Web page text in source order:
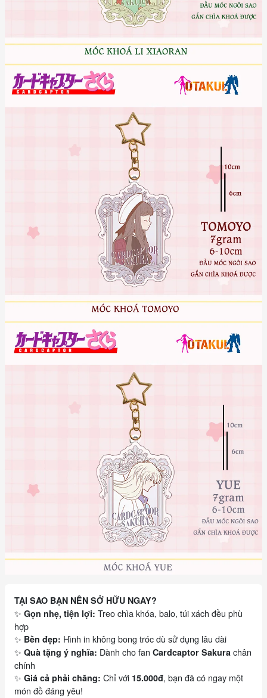
TẠI SAO BẠN NÊN SỞ HỮU NGAY?
✨ Gọn nhẹ, tiện lợi: Treo chìa khóa, balo, túi xách đều phù
hợp
✨ Bền đẹp: Hình in không bong tróc dù sử dụng lâu dài
✨ Quà tặng ý nghĩa: Dành cho fan Cardcaptor Sakura chân
chính
✨ Giá cả phải chăng: Chỉ với 15.000đ, bạn đã có ngay một
món đồ đáng yêu!